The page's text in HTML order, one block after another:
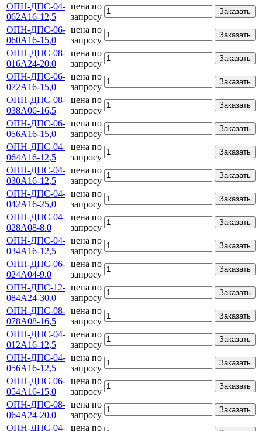
ОПН-ДПС-04-
062А16-12,5
цена по
запросу
Заказать
ОПН-ДПС-06-
060А16-15,0
цена по
запросу
Заказать
ОПН-ДПС-08-
016А24-20.0
цена по
запросу
Заказать
ОПН-ДПС-06-
072А16-15,0
цена по
запросу
Заказать
ОПН-ДПС-08-
038А06-16,5
цена по
запросу
Заказать
ОПН-ДПС-06-
056А16-15,0
цена по
запросу
Заказать
ОПН-ДПС-04-
064А16-12,5
цена по
запросу
Заказать
ОПН-ДПС-04-
030А16-12,5
цена по
запросу
Заказать
ОПН-ДПС-04-
042А16-25,0
цена по
запросу
Заказать
ОПН-ДПС-04-
028А08-8.0
цена по
запросу
Заказать
ОПН-ДПС-04-
034А16-12,5
цена по
запросу
Заказать
ОПН-ДПС-06-
024А04-9.0
цена по
запросу
Заказать
ОПН-ДПС-12-
084А24-30.0
цена по
запросу
Заказать
ОПН-ДПС-08-
078А08-16,5
цена по
запросу
Заказать
ОПН-ДПС-04-
012А16-12,5
цена по
запросу
Заказать
ОПН-ДПС-04-
056А16-12,5
цена по
запросу
Заказать
ОПН-ДПС-06-
054А16-15,0
цена по
запросу
Заказать
ОПН-ДПС-08-
064А24-20.0
цена по
запросу
Заказать
ОПН-ДПС-04- цена по